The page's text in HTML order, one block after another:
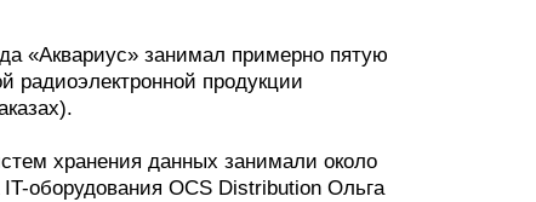
«Аквариус» занимал примерно пятую
радиоэлектронной продукции
хранения данных занимали около
оборудования OCS Distribution Ольга